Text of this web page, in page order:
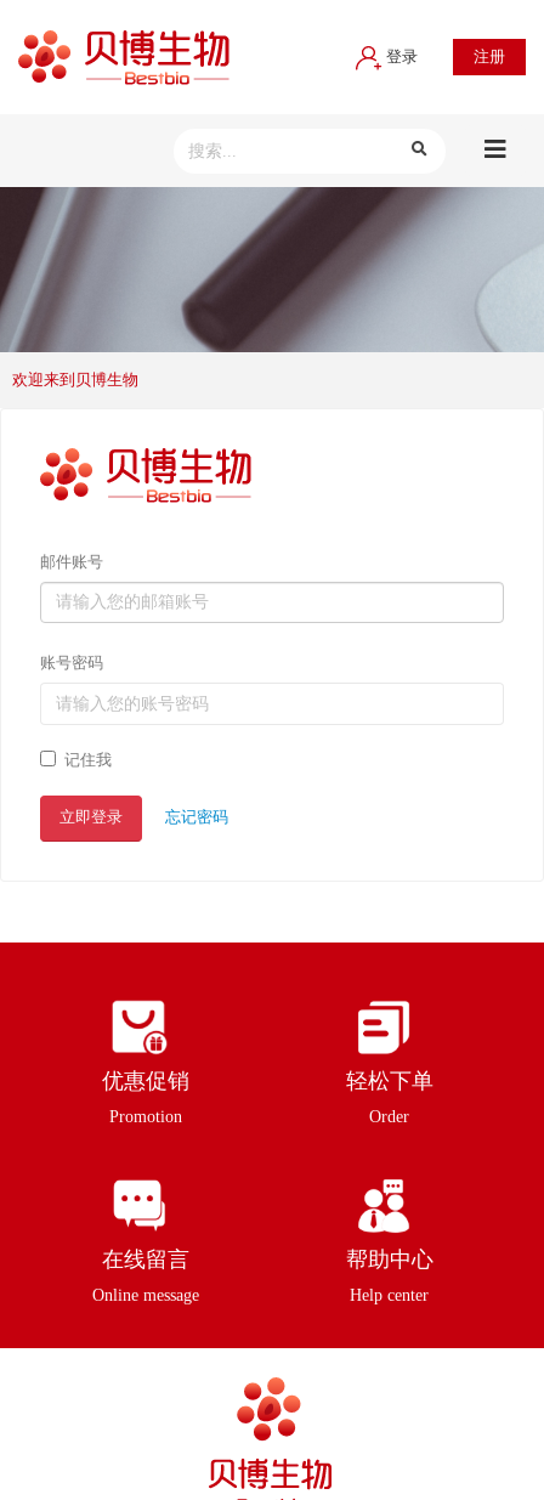
登录 注册
欢迎来到贝博生物
邮件账号
账号密码
记住我
立即登录 忘记密码
优惠促销
Promotion
轻松下单
Order
在线留言
Online message
帮助中心
Help center